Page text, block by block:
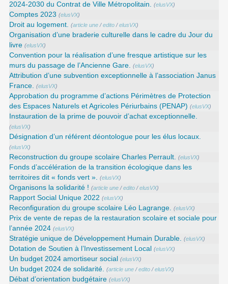
2024-2030 du Contrat de Ville Métropolitain. (elusVX)
Comptes 2023 (elusVX)
Droit au logement. (article une /edito /elusVX)
Organisation d’une braderie culturelle dans le cadre du Jour du
livre (elusVX)
Convention pour la réalisation d’une fresque artistique sur les
murs du passage de l’Ancienne Gare. (elusVX)
Attribution d’une subvention exceptionnelle à l’association Janus
France. (elusVX)
Approbation du programme d’actions Périmètres de Protection
des Espaces Naturels et Agricoles Périurbains (PENAP) (elusVX)
Instauration de la prime de pouvoir d’achat exceptionnelle.
(elusVX)
Désignation d’un référent déontologue pour les élus locaux.
(elusVX)
Reconstruction du groupe scolaire Charles Perrault. (elusVX)
Fonds d’accélération de la transition écologique dans les
territoires dit « fonds vert ». (elusVX)
Organisons la solidarité ! (article une /edito /elusVX)
Rapport Social Unique 2022 (elusVX)
Reconfiguration du groupe scolaire Léo Lagrange. (elusVX)
Prix de vente de repas de la restauration scolaire et sociale pour
l’année 2024 (elusVX)
Stratégie unique de Développement Humain Durable. (elusVX)
Dotation de Soutien à l’Investissement Local (elusVX)
Un budget 2024 amortiseur social (elusVX)
Un budget 2024 de solidarité. (article une /edito /elusVX)
Débat d’orientation budgétaire (elusVX)